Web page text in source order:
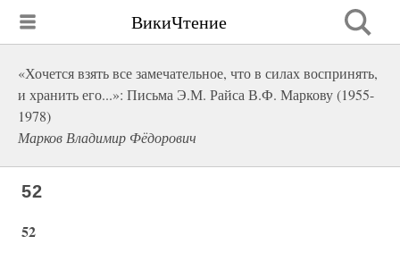
ВикиЧтение
«Хочется взять все замечательное, что в силах воспринять,
и хранить его...»: Письма Э.М. Райса В.Ф. Маркову (1955-
1978)
Марков Владимир Фёдорович
52
52